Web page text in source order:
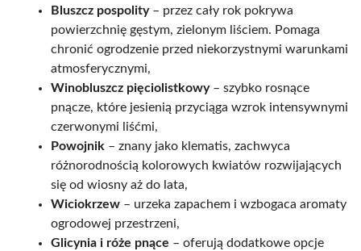
Bluszcz pospolity– przez cały rok pokrywa
powierzchnię gęstym, zielonym liściem. Pomaga
chronić ogrodzenie przed niekorzystnymi warunkami
atmosferycznymi,
Winobluszcz pięciolistkowy– szybko rosnące
pnącze, które jesienią przyciąga wzrok intensywnymi
czerwonymi liśćmi,
Powojnik – znany jako klematis, zachwyca
różnorodnością kolorowych kwiatów rozwijających
się od wiosny aż do lata,
Wiciokrzew – urzeka zapachem i wzbogaca aromaty
ogrodowej przestrzeni,
Glicynia i róże pnące – oferują dodatkowe opcje